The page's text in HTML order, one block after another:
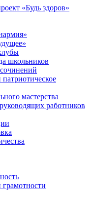
«Будь здоров»
школьников
мастерства
работников